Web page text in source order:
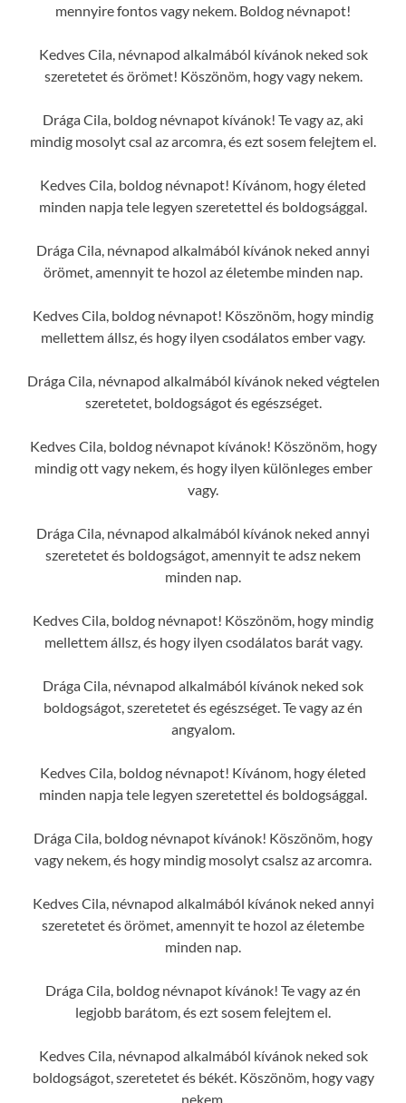
mennyire fontos vagy nekem. Boldog névnapot!
Kedves Cila, névnapod alkalmából kívánok neked sok
szeretetet és örömet! Köszönöm, hogy vagy nekem.
Drága Cila, boldog névnapot kívánok! Te vagy az, aki
mindig mosolyt csal az arcomra, és ezt sosem felejtem el.
Kedves Cila, boldog névnapot! Kívánom, hogy életed
minden napja tele legyen szeretettel és boldogsággal.
Drága Cila, névnapod alkalmából kívánok neked annyi
örömet, amennyit te hozol az életembe minden nap.
Kedves Cila, boldog névnapot! Köszönöm, hogy mindig
mellettem állsz, és hogy ilyen csodálatos ember vagy.
Drága Cila, névnapod alkalmából kívánok neked végtelen
szeretetet, boldogságot és egészséget.
Kedves Cila, boldog névnapot kívánok! Köszönöm, hogy
mindig ott vagy nekem, és hogy ilyen különleges ember
vagy.
Drága Cila, névnapod alkalmából kívánok neked annyi
szeretetet és boldogságot, amennyit te adsz nekem
minden nap.
Kedves Cila, boldog névnapot! Köszönöm, hogy mindig
mellettem állsz, és hogy ilyen csodálatos barát vagy.
Drága Cila, névnapod alkalmából kívánok neked sok
boldogságot, szeretetet és egészséget. Te vagy az én
angyalom.
Kedves Cila, boldog névnapot! Kívánom, hogy életed
minden napja tele legyen szeretettel és boldogsággal.
Drága Cila, boldog névnapot kívánok! Köszönöm, hogy
vagy nekem, és hogy mindig mosolyt csalsz az arcomra.
Kedves Cila, névnapod alkalmából kívánok neked annyi
szeretetet és örömet, amennyit te hozol az életembe
minden nap.
Drága Cila, boldog névnapot kívánok! Te vagy az én
legjobb barátom, és ezt sosem felejtem el.
Kedves Cila, névnapod alkalmából kívánok neked sok
boldogságot, szeretetet és békét. Köszönöm, hogy vagy
nekem.